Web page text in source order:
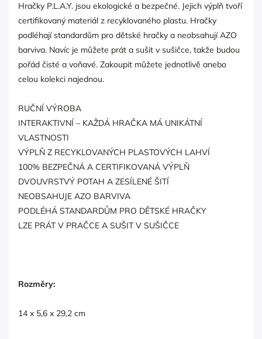
Hračky P.L.A.Y. jsou ekologické a bezpečné. Jejich výplň tvoří
certifikovaný materiál z recyklovaného plastu. Hračky
podléhají standardům pro dětské hračky a neobsahují AZO
barviva. Navíc je můžete prát a sušit v sušičce, takže budou
pořád čisté a voňavé. Zakoupit můžete jednotlivě anebo
celou kolekci najednou.
RUČNÍ VÝROBA
INTERAKTIVNÍ – KAŽDÁ HRAČKA MÁ UNIKÁTNÍ
VLASTNOSTI
VÝPLŇ Z RECYKLOVANÝCH PLASTOVÝCH LAHVÍ
100% BEZPEČNÁ A CERTIFIKOVANÁ VÝPLŇ
DVOUVRSTVÝ POTAH A ZESÍLENÉ ŠITÍ
NEOBSAHUJE AZO BARVIVA
PODLÉHÁ STANDARDŮM PRO DĚTSKÉ HRAČKY
LZE PRÁT V PRAČCE A SUŠIT V SUŠIČCE
Rozměry:
14 x 5,6 x 29,2 cm